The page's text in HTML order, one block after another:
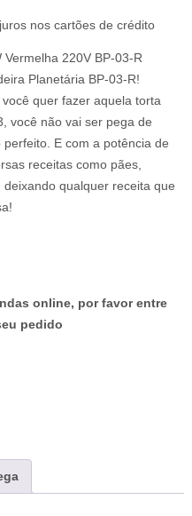
nos cartões de crédito
220V BP-03-R
Planetária BP-03-R!
quer fazer aquela torta
você não vai ser pega de
E com a potência de
receitas como pães,
qualquer receita que
online, por favor entre
pedido